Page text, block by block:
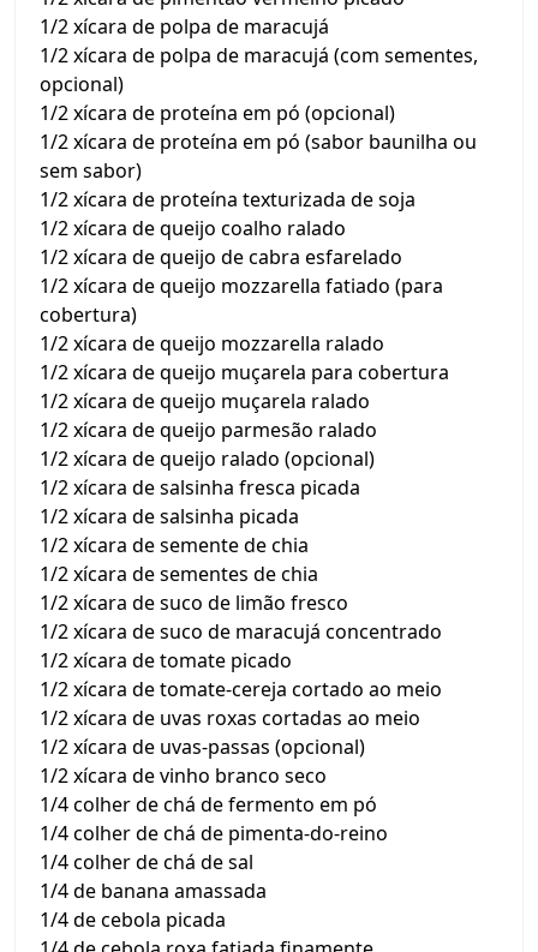
1/2 xícara de polpa de maracujá
1/2 xícara de polpa de maracujá (com sementes,
opcional)
1/2 xícara de proteína em pó (opcional)
1/2 xícara de proteína em pó (sabor baunilha ou
sem sabor)
1/2 xícara de proteína texturizada de soja
1/2 xícara de queijo coalho ralado
1/2 xícara de queijo de cabra esfarelado
1/2 xícara de queijo mozzarella fatiado (para
cobertura)
1/2 xícara de queijo mozzarella ralado
1/2 xícara de queijo muçarela para cobertura
1/2 xícara de queijo muçarela ralado
1/2 xícara de queijo parmesão ralado
1/2 xícara de queijo ralado (opcional)
1/2 xícara de salsinha fresca picada
1/2 xícara de salsinha picada
1/2 xícara de semente de chia
1/2 xícara de sementes de chia
1/2 xícara de suco de limão fresco
1/2 xícara de suco de maracujá concentrado
1/2 xícara de tomate picado
1/2 xícara de tomate-cereja cortado ao meio
1/2 xícara de uvas roxas cortadas ao meio
1/2 xícara de uvas-passas (opcional)
1/2 xícara de vinho branco seco
1/4 colher de chá de fermento em pó
1/4 colher de chá de pimenta-do-reino
1/4 colher de chá de sal
1/4 de banana amassada
1/4 de cebola picada